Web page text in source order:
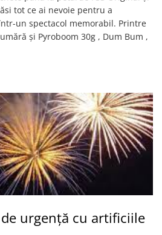
tot ce ai nevoie pentru a
un spectacol memorabil. Printre
și Pyroboom 30g , Dum Bum ,
de urgență cu artificiile